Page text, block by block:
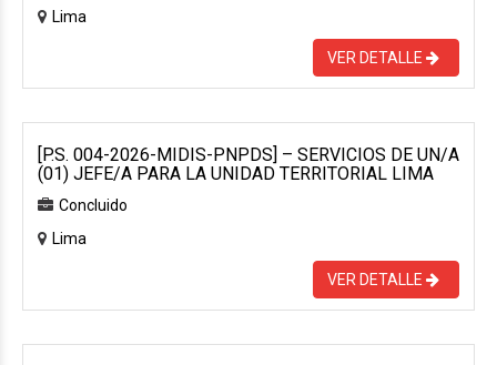
Lima
VER DETALLE
[P.S. 004-2026-MIDIS-PNPDS] – SERVICIOS DE UN/A
(01) JEFE/A PARA LA UNIDAD TERRITORIAL LIMA
Concluido
Lima
VER DETALLE